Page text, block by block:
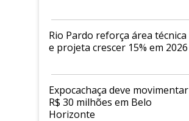
Rio Pardo reforça área técnica
e projeta crescer 15% em 2026
Expocachaça deve movimentar
R$ 30 milhões em Belo
Horizonte